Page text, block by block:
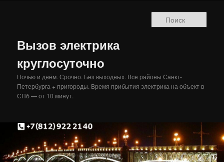
Вызов электрика
круглосуточно
Ночью и днём. Срочно. Без выходных. Все районы Санкт-
Петербурга + пригороды. Время прибытия электрика на объект в
СПб — от 10 минут.